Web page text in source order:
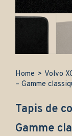
Home > Volvo
– Gamme
Tapis de
Gamme